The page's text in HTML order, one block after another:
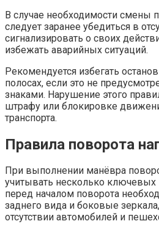
В случае необходимости смены
следует заранее убедиться в
сигнализировать о своих
избежать аварийных ситуаций.
Рекомендуется избегать
полосах, если это не
знаками. Нарушение этого
штрафу или блокировке
транспорта.
Правила поворота
При выполнении манёвра
учитывать несколько
перед началом поворота
заднего вида и боковые
отсутствии автомобилей и